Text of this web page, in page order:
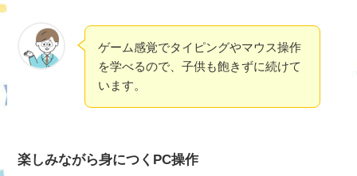
ゲーム感覚でタイピングやマウス操作
を学べるので、子供も飽きずに続けて
います。
楽しみながら身につくPC操作